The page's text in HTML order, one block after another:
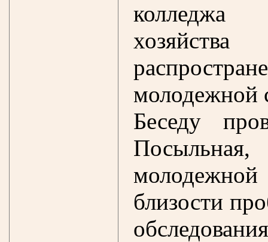
колледжа
молодежной
Беседу
близости